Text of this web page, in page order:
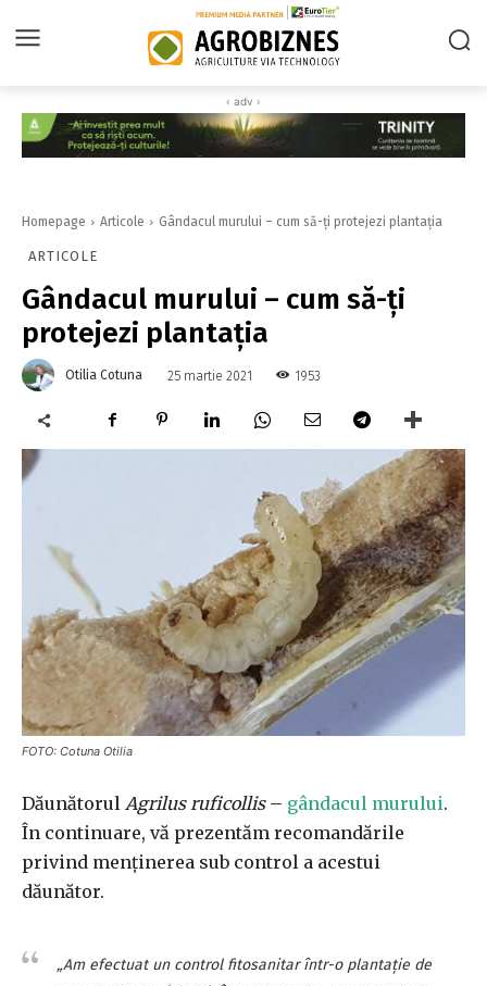
‹ adv ›
Homepage Articole Gândacul murului – cum să-ți protejezi plantația
ARTICOLE
Gândacul murului – cum să-ți
protejezi plantația
Otilia Cotuna 25 martie 2021 1953
FOTO: Cotuna Otilia
Dăunătorul Agrilus ruficollis– gândacul murului.
În continuare, vă prezentăm recomandările
privind menținerea sub control a acestui
dăunător.
„Am efectuat un control fitosanitar într-o plantație de